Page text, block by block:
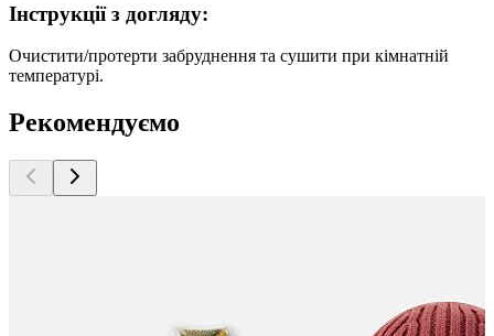
Інструкції з догляду:
Очистити/протерти забруднення та сушити при кімнатній
температурі.
Рекомендуємо